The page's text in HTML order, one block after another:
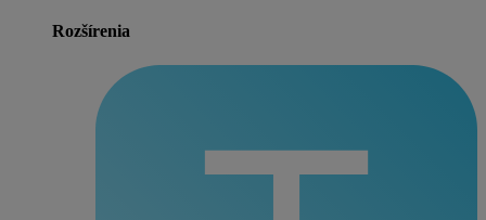
Rozšírenia